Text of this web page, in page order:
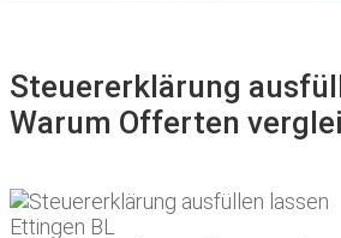
Steuererklärung
Warum Offerten